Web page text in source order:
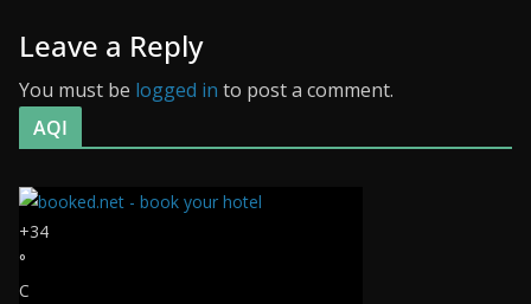
Leave a Reply
You must be logged in to post a comment.
AQI
+34
°
C